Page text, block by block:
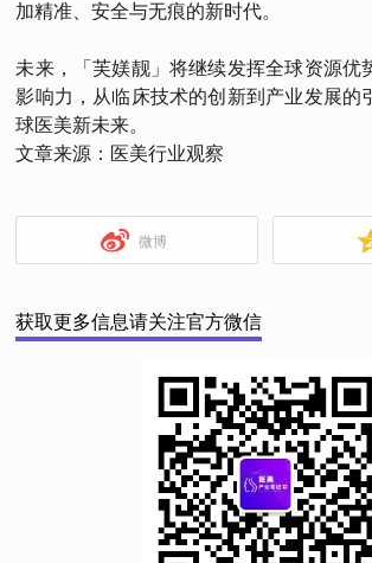
加精准、安全与无痕的新时代。
未来，「芙媄靓」将继续发挥全球资源优
影响力，从临床技术的创新到产业发展的
球医美新未来。
文章来源：医美行业观察
微博
获取更多信息请关注官方微信